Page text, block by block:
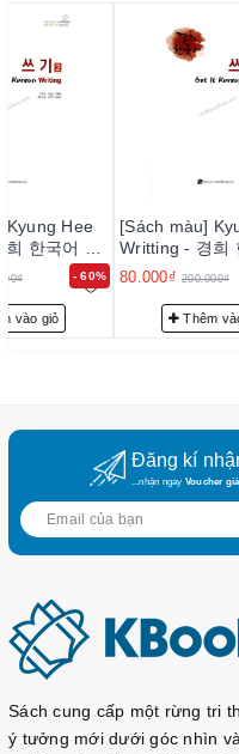
– Giao hàng nhanh và
– Tư vấn học tiếng Hàn và
cho khách hàng.
III. PHƯƠNG THỨC
1. Khi đặt hàng tại
được đảm bảo sử dụng
nhanh chóng, theo dõi đơn
2. Sách được gửi qua
ngày, HCM 3~ 5 ngày...
30k, về HCM nội thành
xa có thể thêm 1 chút .
- 60%
Kyung Hee
한국어 쓰
vào giỏ
[Sách màu]
Writting - 경희
기 2
80.000₫ 200.000₫
Thêm
Đăng kí
...nhận ngay Voucher
Sách cung cấp một rừng tri
ý tưởng mới dưới góc nhìn